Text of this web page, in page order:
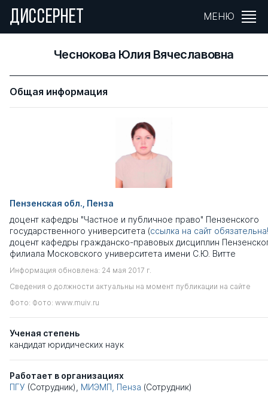
ДИССЕРНЕТ МЕНЮ
Чеснокова Юлия Вячеславовна
Общая информация
Пензенская обл., Пенза
доцент кафедры "Частное и публичное право" Пензенского
государственного университета (ссылка на сайт обязательна!
доцент кафедры гражданско-правовых дисциплин
филиала Московского университета имени С.Ю. Витте
Информация обновлена: 24 мая 2017 г.
Сведения о должности актуальны на момент публикации на сайте
Фото: Фото: www.muiv.ru
Ученая степень
кандидат юридических наук
Работает в организациях
ПГУ (Сотрудник), МИЭМП, Пенза (Сотрудник)